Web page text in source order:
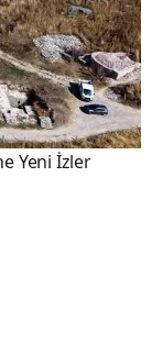
Yeni İzler